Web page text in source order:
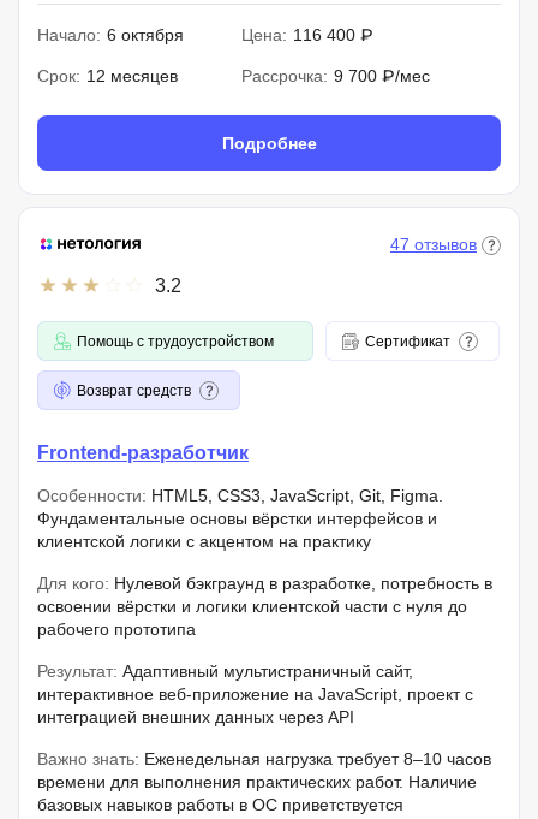
Начало: 6 октября Цена: 116 400 ₽
Срок: 12 месяцев Рассрочка: 9 700 ₽/мес
Подробнее
3.2
47 отзывов
Помощь с трудоустройством Сертификат
Возврат средств
Frontend-разработчик
Особенности: HTML5, CSS3, JavaScript, Git, Figma.
Фундаментальные основы вёрстки интерфейсов и
клиентской логики с акцентом на практику
Для кого: Нулевой бэкграунд в разработке, потребность в
освоении вёрстки и логики клиентской части с нуля до
рабочего прототипа
Результат: Адаптивный мультистраничный сайт,
интерактивное веб-приложение на JavaScript, проект с
интеграцией внешних данных через API
Важно знать: Еженедельная нагрузка требует 8–10 часов
времени для выполнения практических работ. Наличие
базовых навыков работы в ОС приветствуется